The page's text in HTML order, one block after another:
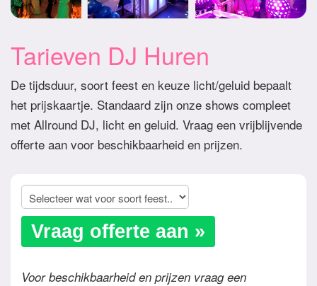
Tarieven DJ Huren
De tijdsduur, soort feest en keuze licht/geluid bepaalt
het prijskaartje. Standaard zijn onze shows compleet
met Allround DJ, licht en geluid. Vraag een vrijblijvende
offerte aan voor beschikbaarheid en prijzen.
Vraag offerte aan »
Voor beschikbaarheid en prijzen vraag een